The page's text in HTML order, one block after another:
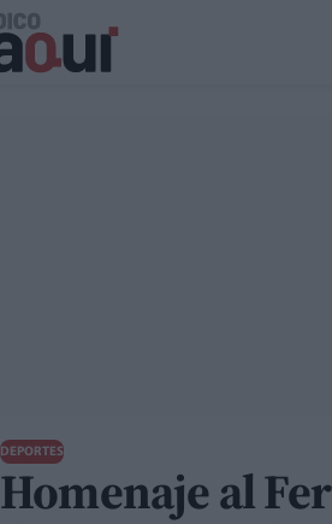
DEPORTES
Homenaje al